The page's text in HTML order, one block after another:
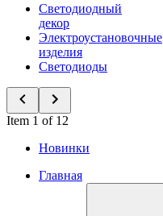
Светодиодный
декор
Электроустановочные
изделия
Светодиоды
Item 1 of 12
Новинки
Главная